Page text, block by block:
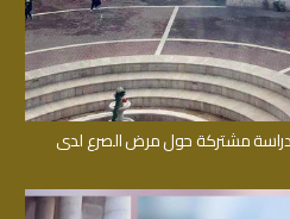
مشتركة حول مرض الصرع لدى